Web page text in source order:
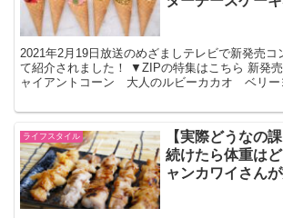
2021年2月19日放送のめざましテレビで新発売コ
て紹介されました！ ▼ZIPの特集はこちら 新発
ャイアントコーン 大人のルビーカカオ ベリー
ライフスタイル
【実際どうなの
続けたら体重は
ャンカワイさんが